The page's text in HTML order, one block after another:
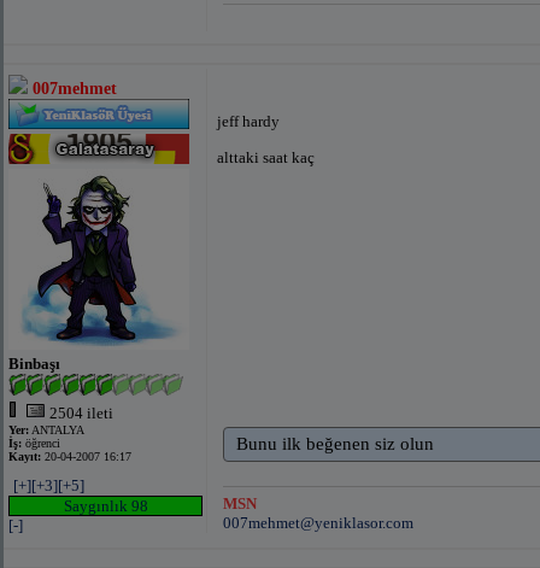
007mehmet
Binbaşı
2504 ileti
Yer: ANTALYA
İş: öğrenci
Kayıt: 20-04-2007 16:17
[+][+3][+5]
Saygınlık 98
[-]
jeff hardy
alttaki saat kaç
Bunu ilk beğenen siz olun
MSN
007mehmet@yeniklasor.com